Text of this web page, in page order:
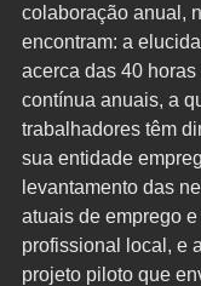
colaboração anual,
encontram: a
acerca das 40
contínua anuais, a
trabalhadores têm
sua entidade
levantamento das
atuais de emprego
profissional local, e
projeto piloto que